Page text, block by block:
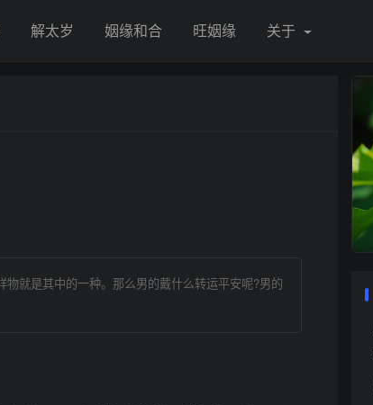
解太岁 姻缘和合 旺姻缘 关于
就是其中的一种。那么男的戴什么转运平安呢?男的